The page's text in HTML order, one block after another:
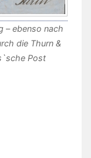
– ebenso nach
die Thurn &
Post